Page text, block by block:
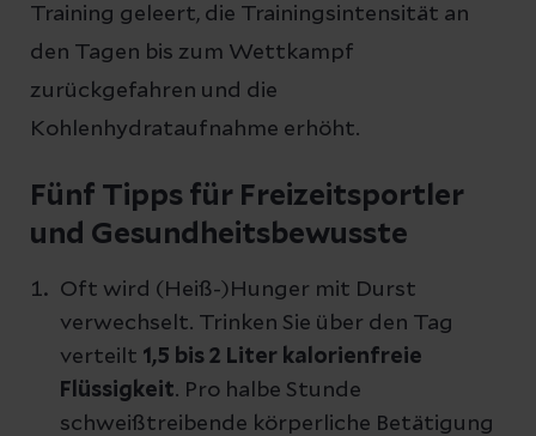
Training geleert, die Trainingsintensität an
den Tagen bis zum Wettkampf
zurückgefahren und die
Kohlenhydrataufnahme erhöht.
Fünf Tipps für Freizeitsportler
und Gesundheitsbewusste
Oft wird (Heiß-)Hunger mit Durst
verwechselt. Trinken Sie über den Tag
verteilt 1,5 bis 2 Liter kalorienfreie
Flüssigkeit. Pro halbe Stunde
schweißtreibende körperliche Betätigung